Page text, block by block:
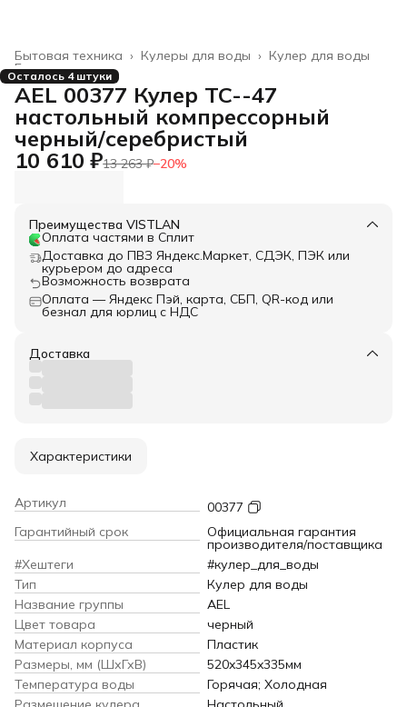
Кулер для воды
Кулеры для воды ›
Бытовая техника ›
Главная ›
Осталось 4 штуки
AEL 00377 Кулер TC--47
настольный компрессорный
черный/серебристый
10 610 ₽13 263 ₽−20%
Преимущества VISTLAN
Оплата частями в Сплит
Доставка до ПВЗ Яндекс.Маркет, СДЭК, ПЭК или
курьером до адреса
Возможность возврата
Оплата — Яндекс Пэй, карта, СБП, QR-код или
безнал для юрлиц с НДС
Доставка
Характеристики
Артикул
00377
Гарантийный срок
Официальная гарантия
производителя/поставщика
#Хештеги
#кулер_для_воды
Тип
Кулер для воды
Название группы
AEL
Цвет товара
черный
Материал корпуса
Пластик
Размеры, мм (ШхГхВ)
520x345x335мм
Температура воды
Горячая; Холодная